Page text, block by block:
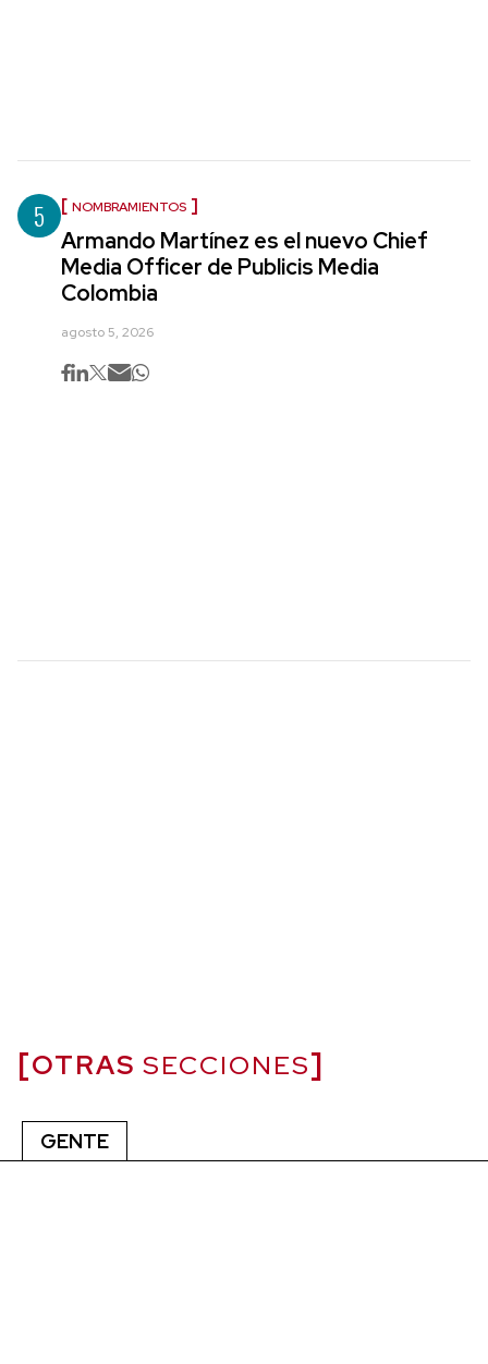
5 NOMBRAMIENTOS
Armando Martínez es el nuevo Chief
Media Officer de Publicis Media
Colombia
agosto 5, 2026
OTRAS SECCIONES
GENTE